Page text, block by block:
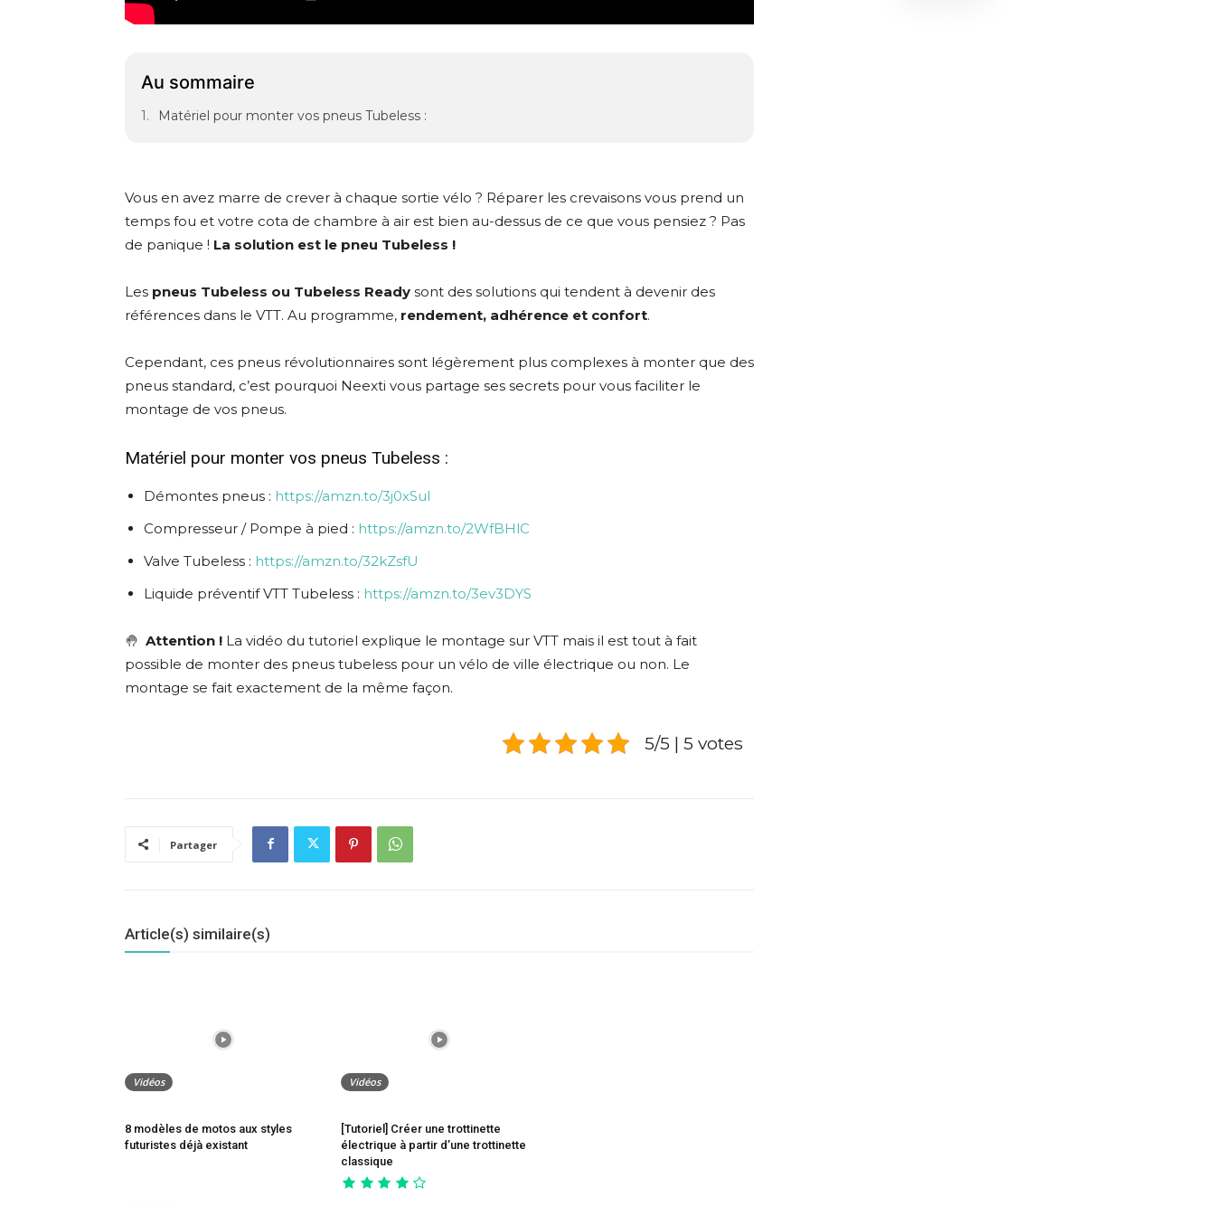
Au sommaire
Matériel pour monter vos pneus Tubeless :
Vous en avez marre de crever à chaque sortie vélo ? Réparer les crevaisons vous prend un
temps fou et votre cota de chambre à air est bien au-dessus de ce que vous pensiez ? Pas
de panique ! La solution est le pneu Tubeless !
Les pneus Tubeless ou Tubeless Ready sont des solutions qui tendent à devenir des
références dans le VTT. Au programme, rendement, adhérence et confort.
Cependant, ces pneus révolutionnaires sont légèrement plus complexes à monter que des
pneus standard, c’est pourquoi Neexti vous partage ses secrets pour vous faciliter le
montage de vos pneus.
Matériel pour monter vos pneus Tubeless :
Démontes pneus : https://amzn.to/3j0xSul
Compresseur / Pompe à pied : https://amzn.to/2WfBHlC
Valve Tubeless : https://amzn.to/32kZsfU
Liquide préventif VTT Tubeless : https://amzn.to/3ev3DYS
🤚 Attention ! La vidéo du tutoriel explique le montage sur VTT mais il est tout à fait
possible de monter des pneus tubeless pour un vélo de ville électrique ou non. Le
montage se fait exactement de la même façon.
5/5 | 5 votes
Partager
Article(s) similaire(s)
Vidéos
8 modèles de motos aux styles
futuristes déjà existant
Vidéos
[Tutoriel] Créer une trottinette
électrique à partir d’une trottinette
classique